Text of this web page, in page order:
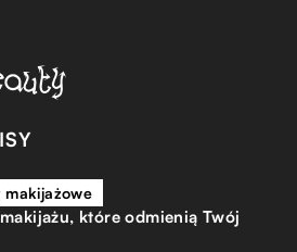
makijażowe
które odmienią Twój